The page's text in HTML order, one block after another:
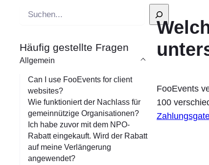
h
e
Häufig gestellte Fragen
Allgemein
Can I use FooEvents for client
websites?
Wie funktioniert der Nachlass für
gemeinnützige Organisationen?
Ich habe zuvor mit dem NPO-
Rabatt eingekauft. Wird der Rabatt
auf meine Verlängerung
angewendet?
FooEvents
100